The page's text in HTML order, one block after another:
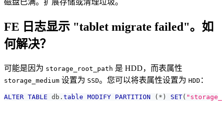
磁盘已满。扩展存储或清理垃圾。
FE 日志显示 "tablet migrate failed"。如
何解决？
可能是因为 storage_root_path 是 HDD，而表属性
storage_medium 设置为 SSD。您可以将表属性设置为 HDD ：
ALTER TABLE db . table MODIFY PARTITION ( * ) SET(